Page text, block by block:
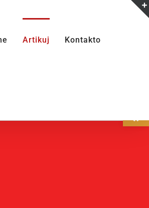
Artikuj Kontakto